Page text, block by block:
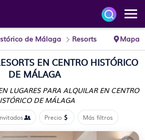
de Málaga Resorts Mapa
EN CENTRO HISTÓRICO
DE MÁLAGA
LUGARES PARA ALQUILAR EN CENTRO
DE MÁLAGA
Precio Más filtros